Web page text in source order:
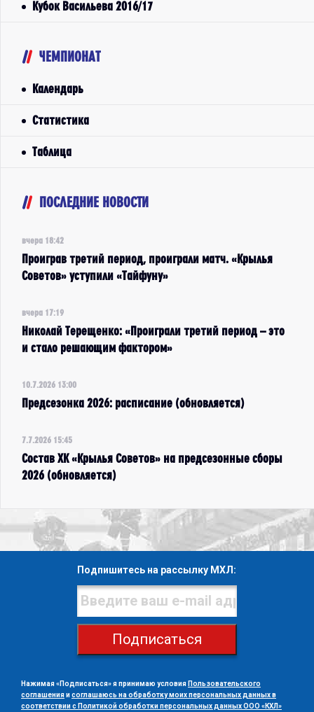
Кубок Васильева 2016/17
ЧЕМПИОНАТ
Календарь
Статистика
Таблица
ПОСЛЕДНИЕ НОВОСТИ
вчера 18:42
Проиграв третий период, проиграли матч. «Крылья
Советов» уступили «Тайфуну»
вчера 17:19
Николай Терещенко: «Проиграли третий период – это
и стало решающим фактором»
10.7.2026 13:00
Предсезонка 2026: расписание (обновляется)
7.7.2026 15:45
Состав ХК «Крылья Советов» на предсезонные сборы
2026 (обновляется)
Подпишитесь на рассылку МХЛ:
Подписаться
Нажимая «Подписаться» я принимаю условия Пользовательского
соглашенияисоглашаюсь на обработку моих персональных данных в
соответствии с Политикой обработки персональных данных ООО «КХЛ»